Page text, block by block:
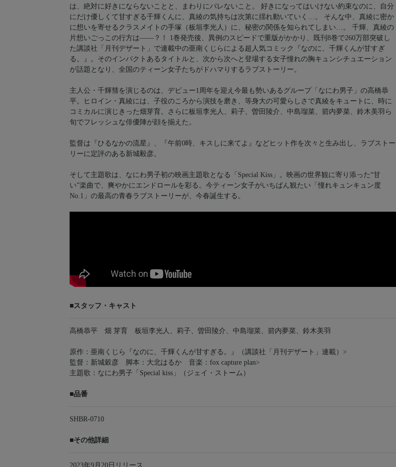
は、絶対に好きにならないことと、まわりにバレないこと。 好きになってはいけない約束なのに、自分
にだけ優しくて甘すぎる千輝くんに、真綾の気持ちは次第に揺れ動いていく…。 そんな中、真綾に密か
に想いを寄せるクラスメイトの手塚（板垣李光人）に、秘密の関係を知られてしまい…。 千輝、真綾の
片想いごっこの行方は――？！ 1巻発売後、異例のスピードで重版がかかり、既刊8巻で260万部突破し
た講談社「月刊デザート」で連載中の亜南くじらによる超人気コミック『なのに、千輝くんが甘すぎ
る。』。そのインパクトあるタイトルと、次から次へと登場する女子憧れの胸キュンシチュエーション
が話題となり、全国のティーン女子たちがドハマりするラブストーリー。
主人公・千輝彗を演じるのは、デビュー1周年を迎え今最も勢いあるグループ「なにわ男子」の高橋恭
平。ヒロイン・真綾には、子役のころから演技を磨き、等身大の可愛らしさで真綾をキュートに、時に
コミカルに演じきった畑芽育。さらに板垣李光人、莉子、曽田陵介、中島瑠菜、箭内夢菜、鈴木美羽ら
旬でフレッシュな俳優陣が顔を揃えた。
監督は『ひるなかの流星』、『午前0時、キスしに来てよ』などヒット作を次々と生み出し、ラブストー
リーに定評のある新城毅彦。
そして主題歌は、なにわ男子初の映画主題歌となる「Special Kiss」。映画の世界観に寄り添った“甘
い”楽曲で、爽やかにエンドロールを彩る。今ティーン女子がいちばん観たい「憧れキュンキュン度
No.1」の最高の青春ラブストーリーが、今春誕生する。
■スタッフ・キャスト
高橋恭平 畑 芽育 板垣李光人、莉子、曽田陵介、中島瑠菜、箭内夢菜、鈴木美羽
原作：亜南くじら『なのに、千輝くんが甘すぎる。』（講談社「月刊デザート」連載）>
監督：新城穀彦 脚本：大北はるか 音楽：fox capture plan>
主題歌：なにわ男子「Special kiss」（ジェイ・ストーム）
■品番
SHBR-0710
■その他詳細
2023年9月20日リリース